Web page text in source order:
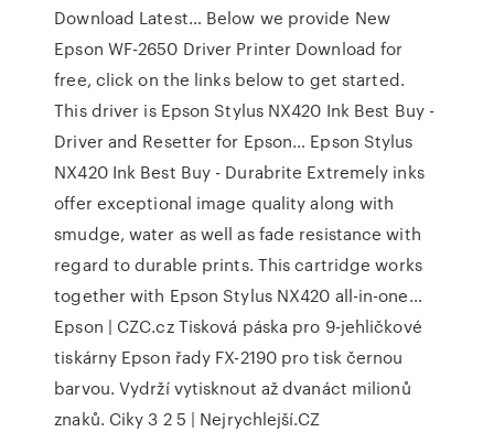
Download Latest… Below we provide New
Epson WF-2650 Driver Printer Download for
free, click on the links below to get started.
This driver is Epson Stylus NX420 Ink Best Buy -
Driver and Resetter for Epson… Epson Stylus
NX420 Ink Best Buy - Durabrite Extremely inks
offer exceptional image quality along with
smudge, water as well as fade resistance with
regard to durable prints. This cartridge works
together with Epson Stylus NX420 all-in-one…
Epson | CZC.cz Tisková páska pro 9-jehličkové
tiskárny Epson řady FX-2190 pro tisk černou
barvou. Vydrží vytisknout až dvanáct milionů
znaků. Ciky 3 2 5 | Nejrychlejší.CZ